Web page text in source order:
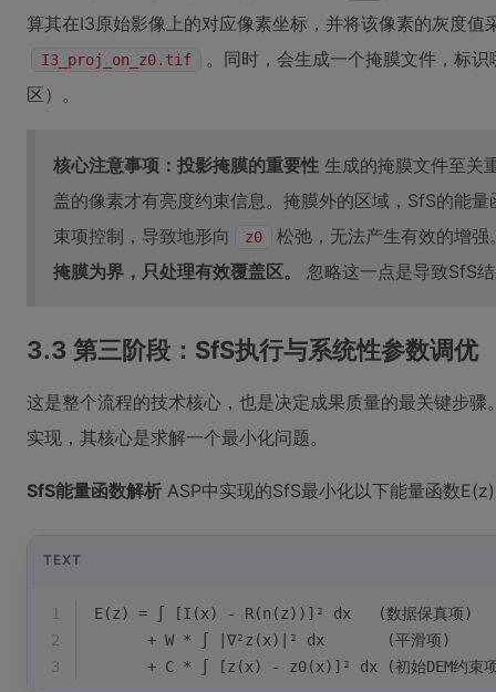
算其在I3原始影像上的对应像素坐标，并将该像素的灰度值
I3_proj_on_z0.tif
。同时，会生成一个掩膜文件，标
区）。
核心注意事项：投影掩膜的重要性 生成的掩膜文件至关
盖的像素才有亮度约束信息。掩膜外的区域，SfS的能
束项控制，导致地形向
z0
松弛，无法产生有效的增强
掩膜为界，只处理有效覆盖区。
忽略这一点是导致SfS
3.3 第三阶段：SfS执行与系统性参数调优
这是整个流程的技术核心，也是决定成果质量的最关键步
实现，其核心是求解一个最小化问题。
SfS能量函数解析 ASP中实现的SfS最小化以下能量函数
TEXT
1
E(z) = ∫ [I(x) - R(n(z))]² dx   (数据保真项)
2
      + W * ∫ |∇²z(x)|² dx       (平滑项)
3
+ C * ∫ [z(x) - z0(x)]² dx (初始DEM约束